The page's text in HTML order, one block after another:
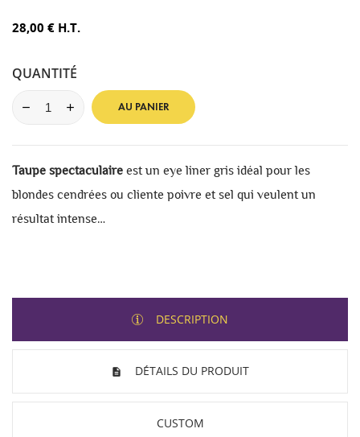
28,00 € H.T.
QUANTITÉ
AU PANIER
Taupe spectaculaire est un eye liner gris idéal pour les
blondes cendrées ou cliente poivre et sel qui veulent un
résultat intense…
DESCRIPTION
DÉTAILS DU PRODUIT
CUSTOM